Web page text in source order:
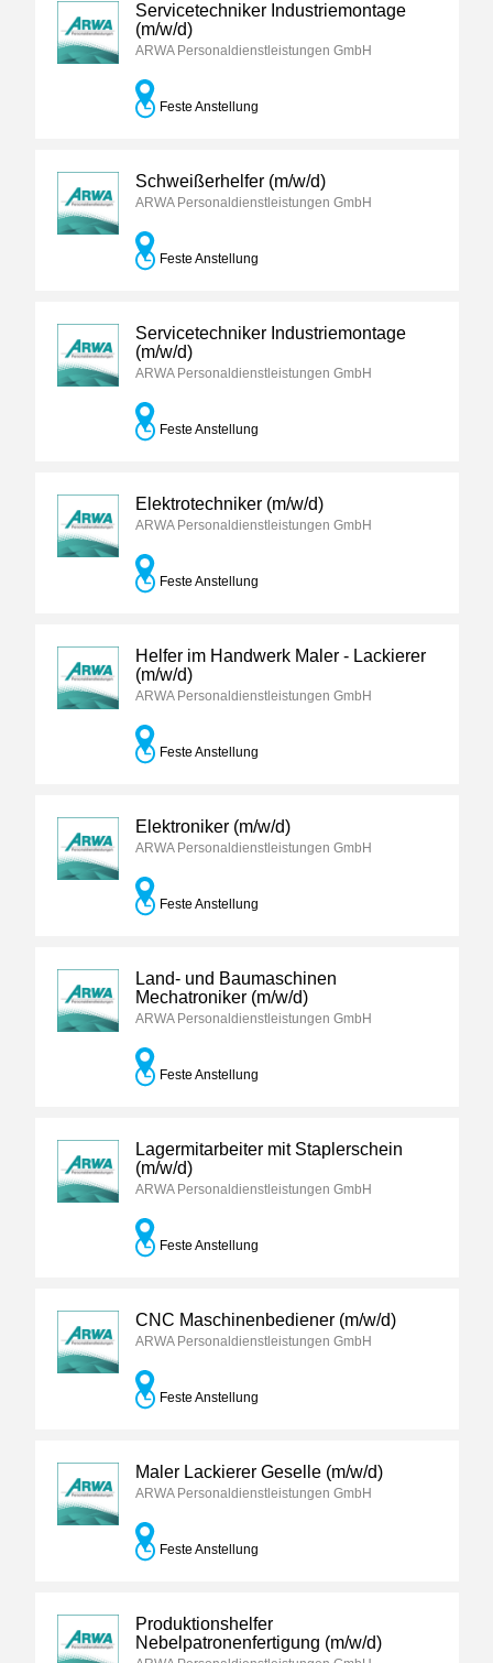
Servicetechniker Industriemontage
(m/w/d)
ARWA Personaldienstleistungen GmbH
Feste Anstellung
Schweißerhelfer (m/w/d)
ARWA Personaldienstleistungen GmbH
Feste Anstellung
Servicetechniker Industriemontage
(m/w/d)
ARWA Personaldienstleistungen GmbH
Feste Anstellung
Elektrotechniker (m/w/d)
ARWA Personaldienstleistungen GmbH
Feste Anstellung
Helfer im Handwerk Maler - Lackierer
(m/w/d)
ARWA Personaldienstleistungen GmbH
Feste Anstellung
Elektroniker (m/w/d)
ARWA Personaldienstleistungen GmbH
Feste Anstellung
Land- und Baumaschinen
Mechatroniker (m/w/d)
ARWA Personaldienstleistungen GmbH
Feste Anstellung
Lagermitarbeiter mit Staplerschein
(m/w/d)
ARWA Personaldienstleistungen GmbH
Feste Anstellung
CNC Maschinenbediener (m/w/d)
ARWA Personaldienstleistungen GmbH
Feste Anstellung
Maler Lackierer Geselle (m/w/d)
ARWA Personaldienstleistungen GmbH
Feste Anstellung
Produktionshelfer
Nebelpatronenfertigung (m/w/d)